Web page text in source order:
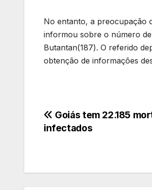
No entanto, a preocupação
informou sobre o número
Butantan(187). O referido
obtenção de informações
Navegação
Goiás tem 22.185
infectados